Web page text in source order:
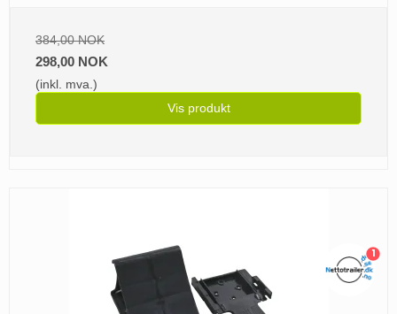
384,00 NOK
298,00 NOK
(inkl. mva.)
Vis produkt
1